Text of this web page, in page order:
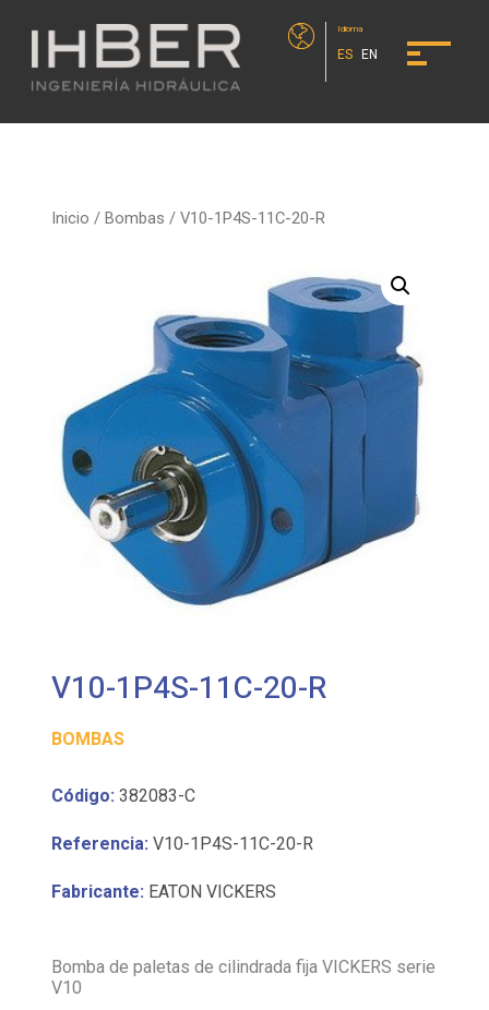
Idioma
ES EN
Inicio /Bombas / V10-1P4S-11C-20-R
V10-1P4S-11C-20-R
BOMBAS
Código: 382083-C
Referencia: V10-1P4S-11C-20-R
Fabricante: EATON VICKERS
Bomba de paletas de cilindrada fija VICKERS serie
V10